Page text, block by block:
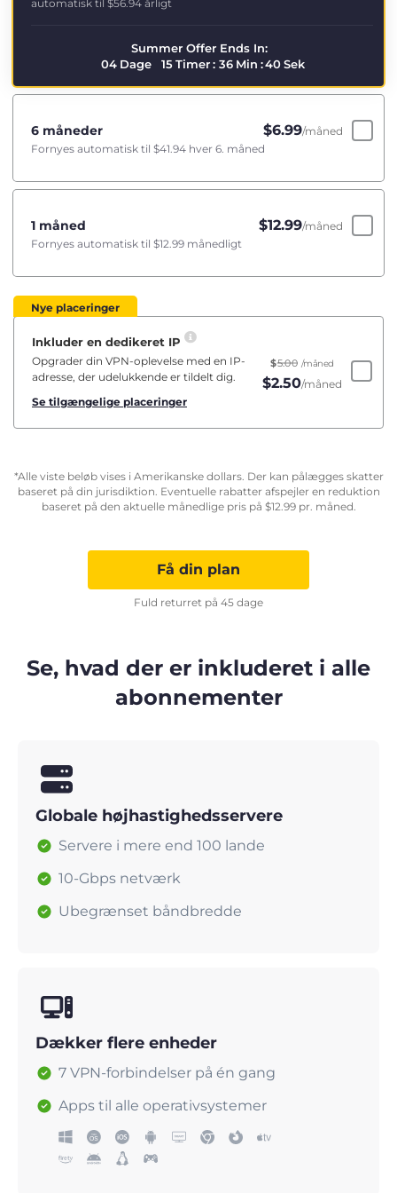
automatisk til $56.94 årligt
Summer Offer Ends In:
04 Dage 15Timer: 36 Min :40Sek
6 måneder $6.99/måned
Fornyes automatisk til $41.94 hver 6. måned
1 måned $12.99/måned
Fornyes automatisk til $12.99 månedligt
Nye placeringer
Inkluder en dedikeret IP
Opgrader din VPN-oplevelse med en IP-
adresse, der udelukkende er tildelt dig.
Se tilgængelige placeringer
$5.00 /måned
$2.50/måned
*Alle viste beløb vises i Amerikanske dollars. Der kan pålægges skatter
baseret på din jurisdiktion. Eventuelle rabatter afspejler en reduktion
baseret på den aktuelle månedlige pris på $12.99pr. måned.
Få din plan
Fuld returret på 45 dage
Se, hvad der er inkluderet i alle
abonnementer
Globale højhastighedsservere
Servere i mere end 100 lande
10-Gbps netværk
Ubegrænset båndbredde
Dækker flere enheder
7 VPN-forbindelser på én gang
Apps til alle operativsystemer